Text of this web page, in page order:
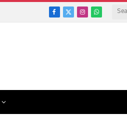
Facebook
X
InstagramWhatsApp